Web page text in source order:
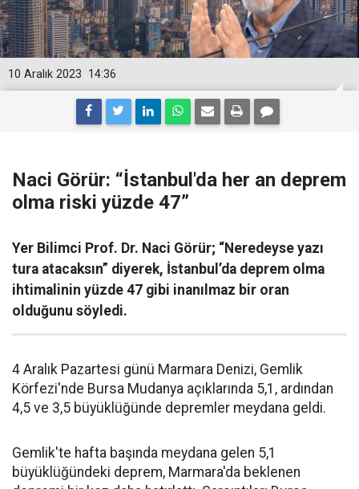
14:36
10 Aralık 2023
Naci Görür: “İstanbul'da her an deprem
olma riski yüzde 47”
Yer Bilimci Prof. Dr. Naci Görür; “Neredeyse yazı
tura atacaksın” diyerek, İstanbul’da deprem olma
ihtimalinin yüzde 47 gibi inanılmaz bir oran
olduğunu söyledi.
4 Aralık Pazartesi günü Marmara Denizi, Gemlik
Körfezi'nde Bursa Mudanya açıklarında 5,1, ardından
4,5 ve 3,5 büyüklüğünde depremler meydana geldi.
Gemlik'te hafta başında meydana gelen 5,1
büyüklüğündeki deprem, Marmara'da beklenen